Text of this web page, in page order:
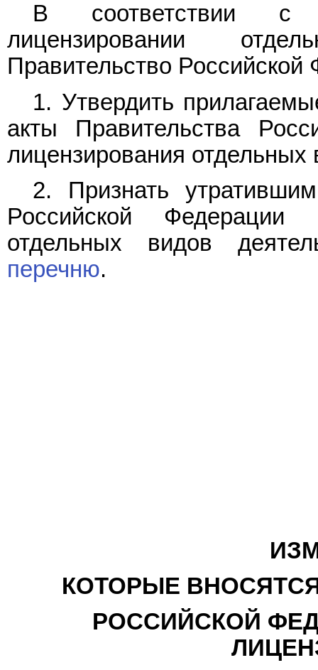
В соответствии
лицензировании
Правительство Российской
1. Утвердить
акты Правительства
лицензирования отдельных
2. Признать
Российской Федерации
отдельных видов
перечню.
КОТОРЫЕ
РОССИЙСКОЙ